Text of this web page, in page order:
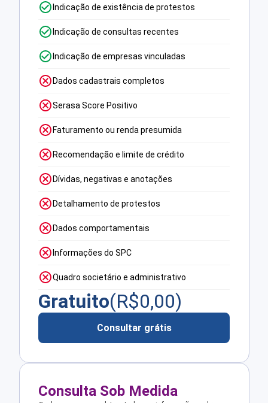
Indicação de existência de protestos
Indicação de consultas recentes
Indicação de empresas vinculadas
Dados cadastrais completos
Serasa Score Positivo
Faturamento ou renda presumida
Recomendação e limite de crédito
Dívidas, negativas e anotações
Detalhamento de protestos
Dados comportamentais
Informações do SPC
Quadro societário e administrativo
Gratuito(R$0,00)
Consultar grátis
Consulta Sob Medida